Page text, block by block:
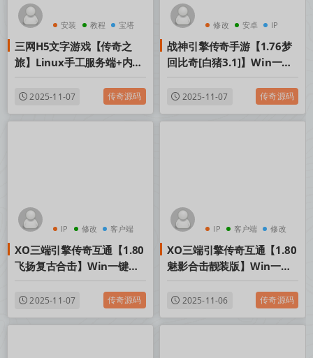
安装 教程 宝塔
三网H5文字游戏【传奇之
旅】Linux手工服务端+内置
GM+视频架设教程
2025-11-07 传奇源码
修改 安卓 IP
战神引擎传奇手游【1.76梦
回比奇[白猪3.1]】Win一键
服务端+安卓苹果双端+GM
授权后台+视频架设教程
2025-11-07 传奇源码
IP 修改 客户端
XO三端引擎传奇互通【1.80
飞扬复古合击】Win一键服
务端+PC安卓苹果三端+加密
工具+视频架设教程
2025-11-07 传奇源码
IP 客户端 修改
XO三端引擎传奇互通【1.80
魅影合击靓装版】Win一键
服务端+PC安卓苹果三端+加
密工具+视频架设教程
2025-11-06 传奇源码